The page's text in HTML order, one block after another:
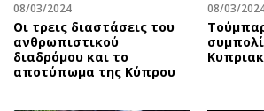
08/03/2024
Οι τρεις διαστάσεις του
ανθρωπιστικού
διαδρόμου και το
αποτύπωμα της Κύπρου
08/03/